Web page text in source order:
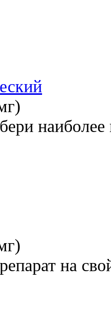
наиболее
на